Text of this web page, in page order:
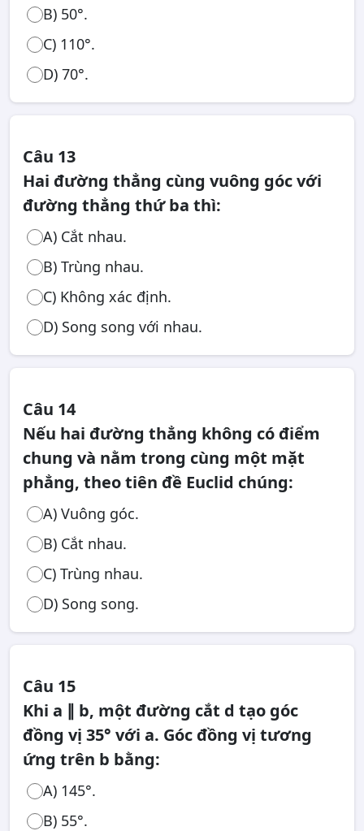
B) 50°.
C) 110°.
D) 70°.
Câu 13
Hai đường thẳng cùng vuông góc với
đường thẳng thứ ba thì:
A) Cắt nhau.
B) Trùng nhau.
C) Không xác định.
D) Song song với nhau.
Câu 14
Nếu hai đường thẳng không có điểm
chung và nằm trong cùng một mặt
phẳng, theo tiên đề Euclid chúng:
A) Vuông góc.
B) Cắt nhau.
C) Trùng nhau.
D) Song song.
Câu 15
Khi a ∥ b, một đường cắt d tạo góc
đồng vị 35° với a. Góc đồng vị tương
ứng trên b bằng:
A) 145°.
B) 55°.